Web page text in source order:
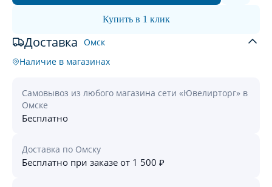
Купить в 1 клик
Доставка Омск
Наличие в магазинах
Самовывоз из любого магазина сети «Ювелирторг» в
Омске
Бесплатно
Доставка по Омску
Бесплатно при заказе от 1 500 ₽